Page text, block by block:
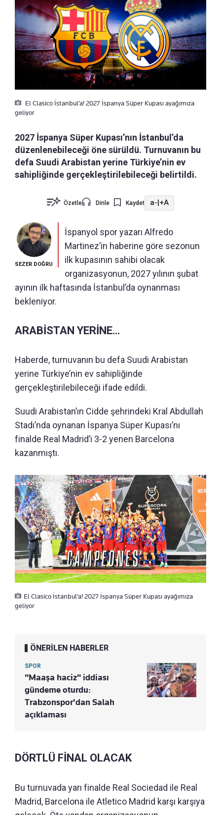
El Clasico İstanbul’a! 2027 İspanya Süper Kupası ayağımıza
geliyor
2027 İspanya Süper Kupası’nın İstanbul’da
düzenlenebileceği öne sürüldü. Turnuvanın bu
defa Suudi Arabistan yerine Türkiye’nin ev
sahipliğinde gerçekleştirilebileceği belirtildi.
Özetle Dinle Kaydet a-|+A
SEZER DOĞRU
İspanyol spor yazarı Alfredo
Martinez’in haberine göre sezonun
ilk kupasının sahibi olacak
organizasyonun, 2027 yılının şubat
ayının ilk haftasında İstanbul’da oynanması
bekleniyor.
ARABİSTAN YERİNE…
Haberde, turnuvanın bu defa Suudi Arabistan
yerine Türkiye’nin ev sahipliğinde
gerçekleştirilebileceği ifade edildi.
Suudi Arabistan’ın Cidde şehrindeki Kral Abdullah
Stadı’nda oynanan İspanya Süper Kupası’nı
finalde Real Madrid’i 3-2 yenen Barcelona
kazanmıştı.
El Clasico İstanbul’a! 2027 İspanya Süper Kupası ayağımıza
geliyor
ÖNERİLEN HABERLER
SPOR
"Maaşa haciz" iddiası
gündeme oturdu:
Trabzonspor'dan Salah
açıklaması
DÖRTLÜ FİNAL OLACAK
Bu turnuvada yarı finalde Real Sociedad ile Real
Madrid, Barcelona ile Atletico Madrid karşı karşıya